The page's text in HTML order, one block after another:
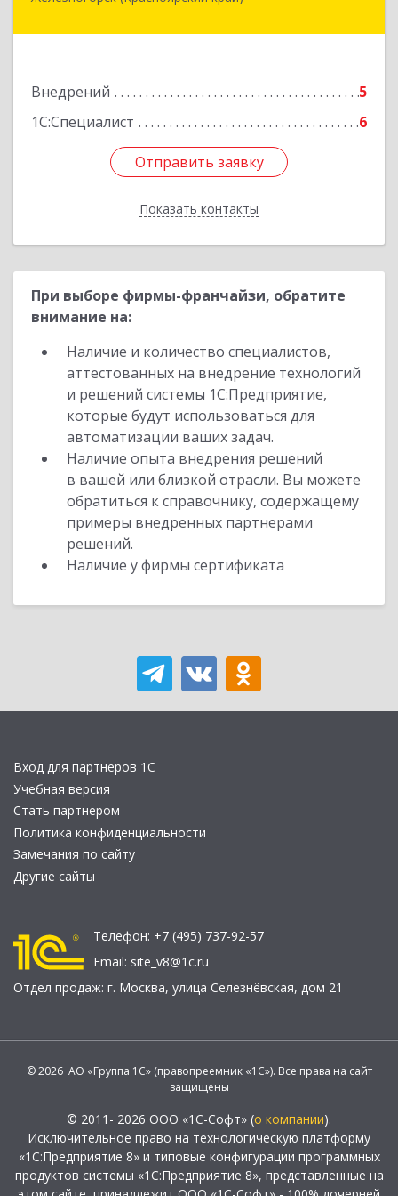
Внедрений
5
1С:Специалист
6
Отправить заявку
Показать контакты
Отправить заявку
Назад
При выборе фирмы-франчайзи, обратите
внимание на:
Наличие и количество специалистов,
аттестованных на внедрение технологий
и решений системы 1С:Предприятие,
которые будут использоваться для
автоматизации ваших задач.
Наличие опыта внедрения решений
в вашей или близкой отрасли. Вы можете
обратиться к справочнику, содержащему
примеры внедренных партнерами
решений.
Наличие у фирмы сертификата
Вход для партнеров 1С
Учебная версия
Стать партнером
Политика конфиденциальности
Замечания по сайту
Другие сайты
Телефон: +7 (495) 737-92-57
Email: site_v8@1c.ru
Отдел продаж: г. Москва, улица Селезнёвская, дом 21
© 2026 АО «Группа 1С» (правопреемник «1С»). Все права на сайт
защищены
© 2011- 2026 ООО «1С-Софт» (о компании).
Исключительное право на технологическую платформу
«1С:Предприятие 8» и типовые конфигурации программных
продуктов системы «1С:Предприятие 8», представленные на